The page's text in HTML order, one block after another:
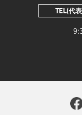
TEL(代